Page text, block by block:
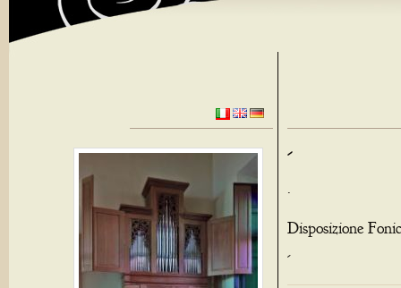
-
.
Disposizione
-